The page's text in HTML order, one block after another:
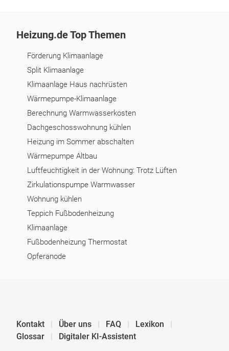
Heizung.de Top Themen
Förderung Klimaanlage
Split Klimaanlage
Klimaanlage Haus nachrüsten
Wärmepumpe-Klimaanlage
Berechnung Warmwasserkosten
Dachgeschosswohnung kühlen
Heizung im Sommer abschalten
Wärmepumpe Altbau
Luftfeuchtigkeit in der Wohnung: Trotz Lüften
Zirkulationspumpe Warmwasser
Wohnung kühlen
Teppich Fußbodenheizung
Klimaanlage
Fußbodenheizung Thermostat
Opferanode
Kontakt Über uns FAQ
Lexikon
Glossar
Digitaler KI-Assistent